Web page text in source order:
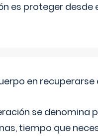
es proteger
en
se denomina
tiempo que